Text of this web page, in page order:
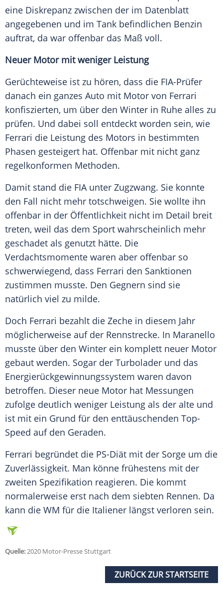
eine Diskrepanz zwischen der im Datenblatt
angegebenen und im Tank befindlichen Benzin
auftrat, da war offenbar das Maß voll.
Neuer Motor mit weniger Leistung
Gerüchteweise ist zu hören, dass die FIA-Prüfer
danach ein ganzes Auto mit Motor von Ferrari
konfiszierten, um über den Winter in Ruhe alles zu
prüfen. Und dabei soll entdeckt worden sein, wie
Ferrari die Leistung des Motors in bestimmten
Phasen gesteigert hat. Offenbar mit nicht ganz
regelkonformen Methoden.
Damit stand die FIA unter Zugzwang. Sie konnte
den Fall nicht mehr totschweigen. Sie wollte ihn
offenbar in der Öffentlichkeit nicht im Detail breit
treten, weil das dem Sport wahrscheinlich mehr
geschadet als genutzt hätte. Die
Verdachtsmomente waren aber offenbar so
schwerwiegend, dass Ferrari den Sanktionen
zustimmen musste. Den Gegnern sind sie
natürlich viel zu milde.
Doch Ferrari bezahlt die Zeche in diesem Jahr
möglicherweise auf der Rennstrecke. In Maranello
musste über den Winter ein komplett neuer Motor
gebaut werden. Sogar der Turbolader und das
Energierückgewinnungssystem waren davon
betroffen. Dieser neue Motor hat Messungen
zufolge deutlich weniger Leistung als der alte und
ist mit ein Grund für den enttäuschenden Top-
Speed auf den Geraden.
Ferrari begründet die PS-Diät mit der Sorge um die
Zuverlässigkeit. Man könne frühestens mit der
zweiten Spezifikation reagieren. Die kommt
normalerweise erst nach dem siebten Rennen. Da
kann die WM für die Italiener längst verloren sein.
Quelle:2020 Motor-Presse Stuttgart
ZURÜCK ZUR STARTSEITE